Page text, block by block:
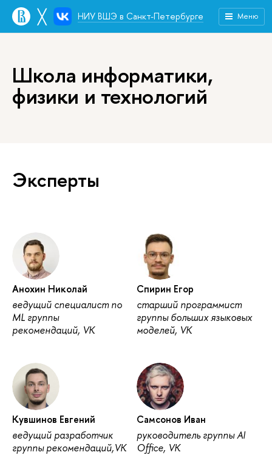
╳ НИУ ВШЭ в Санкт-Петербурге Меню
Школа информатики,
физики и технологий
Эксперты
Анохин Николай
ведущий специалист по
ML группы
рекомендаций, VK
Спирин Егор
старший программист
группы больших языковых
моделей, VK
Кувшинов Евгений
ведущий разработчик
группы рекомендаций,VK
Самсонов Иван
руководитель группы AI
Office, VK